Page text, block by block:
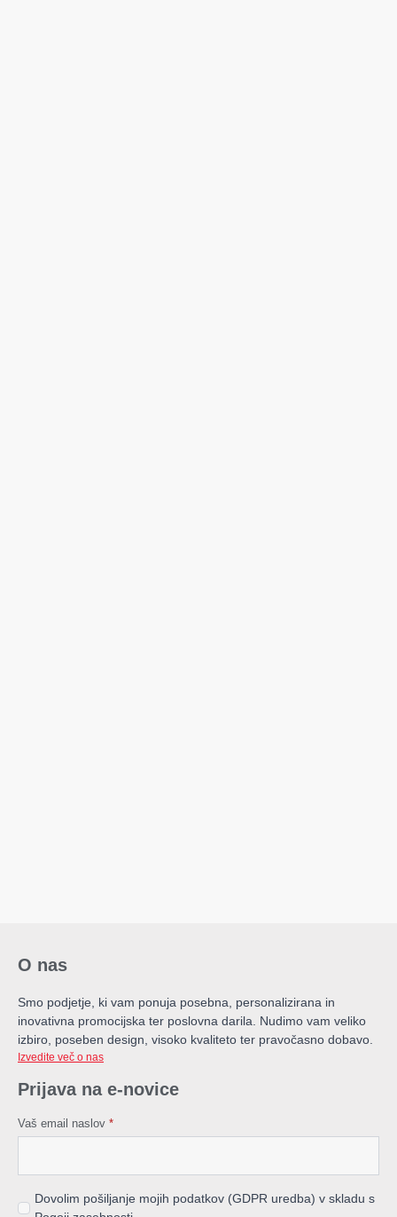
O nas
Smo podjetje, ki vam ponuja posebna, personalizirana in
inovativna promocijska ter poslovna darila. Nudimo vam veliko
izbiro, poseben design, visoko kvaliteto ter pravočasno dobavo.
Izvedite več o nas
Prijava na e-novice
Vaš email naslov *
Dovolim pošiljanje mojih podatkov (GDPR uredba) v skladu s